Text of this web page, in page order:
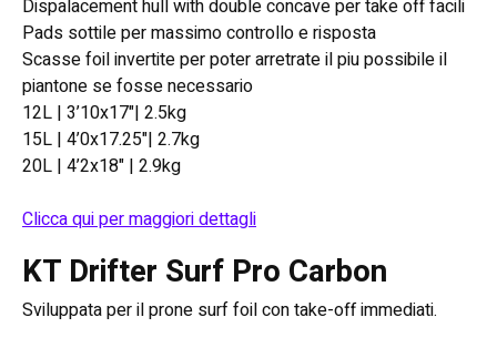
Dispalacement hull with double concave per take off facili
Pads sottile per massimo controllo e risposta
Scasse foil invertite per poter arretrate il piu possibile il
piantone se fosse necessario
12L | 3’10x17"| 2.5kg
15L | 4’0x17.25"| 2.7kg
20L | 4’2x18" | 2.9kg
Clicca qui per maggiori dettagli
KT Drifter Surf Pro Carbon
Sviluppata per il prone surf foil con take-off immediati.